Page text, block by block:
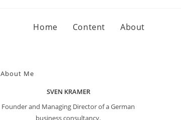
Home Content About
About Me
SVEN KRAMER
Founder and Managing Director of a German
business consultancy.